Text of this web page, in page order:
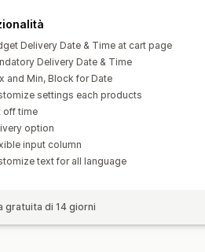
Delivery Date & Time at cart page
Delivery Date & Time
and Min, Block for Date
settings each products
off time
option
input column
text for all language
gratuita di 14 giorni